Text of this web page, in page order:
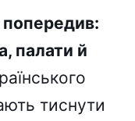
палати й
тиснути